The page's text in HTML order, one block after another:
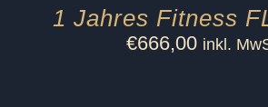
1 Jahres Fitness
€666,00 inkl.